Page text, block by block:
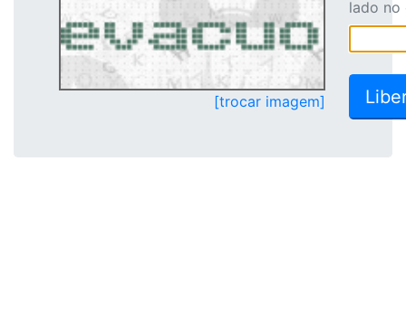
[trocar imagem]
lado no